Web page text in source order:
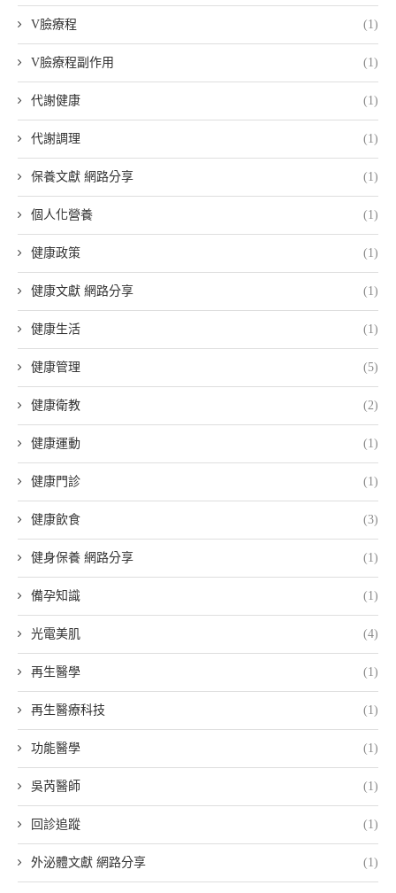
V臉療程 (1)
V臉療程副作用 (1)
代謝健康 (1)
代謝調理 (1)
保養文獻 網路分享 (1)
個人化營養 (1)
健康政策 (1)
健康文獻 網路分享 (1)
健康生活 (1)
健康管理 (5)
健康衛教 (2)
健康運動 (1)
健康門診 (1)
健康飲食 (3)
健身保養 網路分享 (1)
備孕知識 (1)
光電美肌 (4)
再生醫學 (1)
再生醫療科技 (1)
功能醫學 (1)
吳芮醫師 (1)
回診追蹤 (1)
外泌體文獻 網路分享 (1)